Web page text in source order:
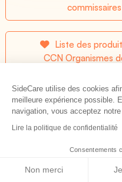
Liste des
CCN Organismes
Les seuils de
Organismes des
Incapacité
SideCare utilise des cookies
meilleure expérience possible.
navigation, vous acceptez notre
Lire la politique de confidentialité
Consentements
Non merci